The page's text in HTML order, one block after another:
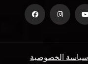
سياسة الخصوصية